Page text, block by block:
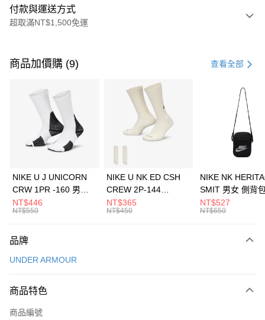
付款與運送方式
超取滿NT$1,500免運
信用卡一次付款
3 期 0 利率 每期 21家銀行
合作金庫商業銀行
第一商業銀行
華南商業銀行
彰化商業銀行
上海商業儲蓄銀行
元大商業銀行
台灣樂天信用卡公司
Apple Pay
全盈+PAY
AFTEE先享後付
【關於「AFTEE先享後付」】
便利好安心！
３．安心：先確認商品／服務後，再付款。
【「AFTEE先享後付」結帳流程】
運送方式
每筆NT$100，滿NT$1,500(含以上)免運費
宅配
商品加價購 (9) 查看全部
NIKE U J UNICORN
CRW 1PR -160 男女
中統襪 FZ3393100
NT$446
NT$550
NIKE U NK ED CSH
CREW 2P-144
EMBRDY 男女 短統襪
FZ3073133
NT$365
NT$450
NIKE NK
SMIT 男女 側背
BA5871010
NT$527
NT$650
品牌
UNDER ARMOUR
商品特色
商品編號